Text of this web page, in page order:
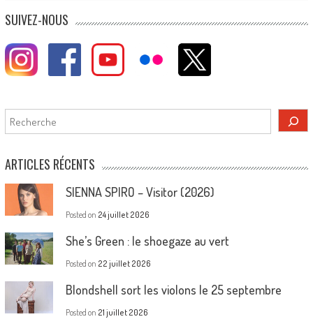
SUIVEZ-NOUS
Rechercher
ARTICLES RÉCENTS
SIENNA SPIRO – Visitor (2026)
Posted on 24 juillet 2026
She’s Green : le shoegaze au vert
Posted on 22 juillet 2026
Blondshell sort les violons le 25 septembre
Posted on 21 juillet 2026